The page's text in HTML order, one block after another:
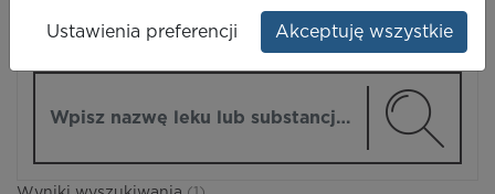
Ustawienia preferencji Akceptuję wszystkie